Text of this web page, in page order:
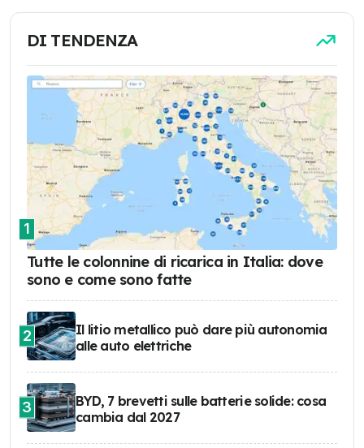
DI TENDENZA
1
Tutte le colonnine di ricarica in Italia: dove
sono e come sono fatte
2
Il litio metallico può dare più autonomia
alle auto elettriche
3
BYD, 7 brevetti sulle batterie solide: cosa
cambia dal 2027